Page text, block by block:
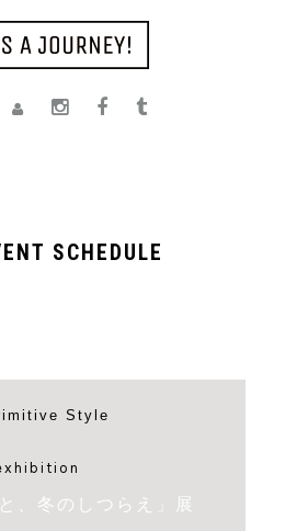
SCHEDULE
、冬のしつらえ」展